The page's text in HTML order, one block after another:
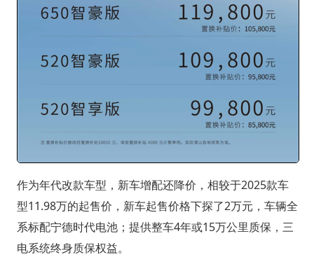
作为年代改款车型，新车增配还降价，相较于2025款车
型11.98万的起售价，新车起售价格下探了2万元，车辆全
系标配宁德时代电池；提供整车4年或15万公里质保，三
电系统终身质保权益。